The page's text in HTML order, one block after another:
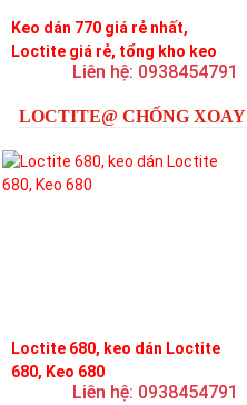
Keo dán 770 giá rẻ nhất,
Loctite giá rẻ, tổng kho keo
Liên hệ: 0938454791
LOCTITE@ CHỐNG XOAY
Loctite 680, keo dán Loctite
680, Keo 680
Liên hệ: 0938454791